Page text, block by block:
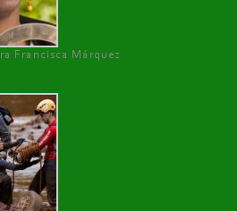
Francisca Márquez